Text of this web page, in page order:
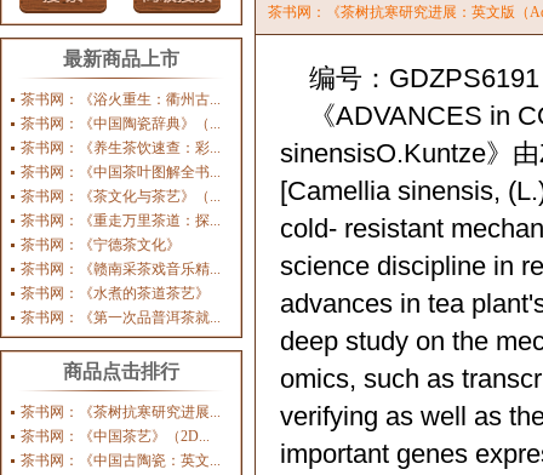
最新商品上市
茶书网：《浴火重生：衢州古...
茶书网：《中国陶瓷辞典》（...
茶书网：《养生茶饮速查：彩...
茶书网：《中国茶叶图解全书...
茶书网：《茶文化与茶艺》（...
茶书网：《重走万里茶道：探...
茶书网：《宁德茶文化》
茶书网：《赣南采茶戏音乐精...
茶书网：《水煮的茶道茶艺》
茶书网：《第一次品普洱茶就...
商品点击排行
茶书网：《茶树抗寒研究进展...
茶书网：《中国茶艺》（2D...
茶书网：《中国古陶瓷：英文...
茶书网：《茶树抗寒研究进展：英文版（
编号：GDZPS6191
《ADVANCES in
sinensisO.Kuntze》
[Camellia sinensis,
cold- resistant
science discipline in
advances in tea
deep study on the
omics, such as
verifying as well as
important genes